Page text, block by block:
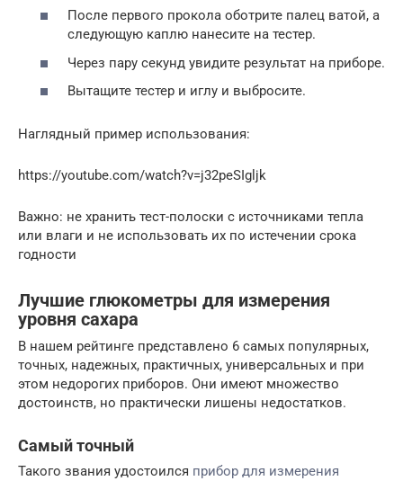
После первого прокола оботрите палец ватой, а
следующую каплю нанесите на тестер.
Через пару секунд увидите результат на приборе.
Вытащите тестер и иглу и выбросите.
Наглядный пример использования:
https://youtube.com/watch?v=j32peSIgljk
Важно: не хранить тест-полоски с источниками тепла
или влаги и не использовать их по истечении срока
годности
Лучшие глюкометры для измерения
уровня сахара
В нашем рейтинге представлено 6 самых популярных,
точных, надежных, практичных, универсальных и при
этом недорогих приборов. Они имеют множество
достоинств, но практически лишены недостатков.
Самый точный
Такого звания удостоился прибор для измерения